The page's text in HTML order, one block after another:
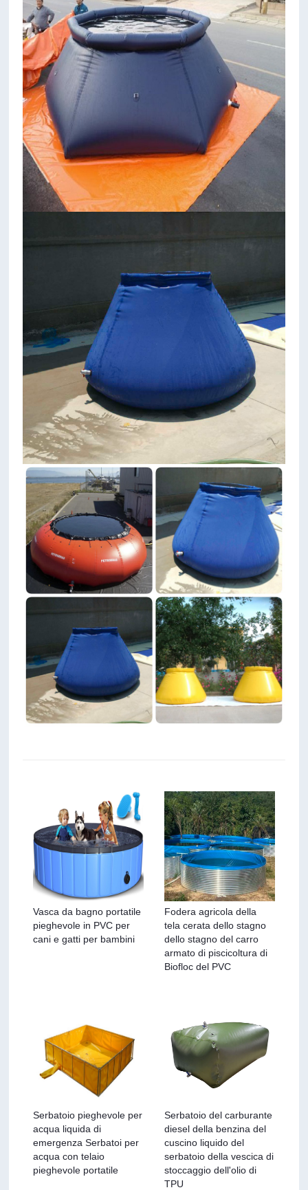
Vasca da bagno portatile
pieghevole in PVC per
cani e gatti per bambini
Fodera agricola della
tela cerata dello stagno
dello stagno del carro
armato di piscicoltura di
Biofloc del PVC
Serbatoio pieghevole per
acqua liquida di
emergenza Serbatoi per
acqua con telaio
pieghevole portatile
Serbatoio del carburante
diesel della benzina del
cuscino liquido del
serbatoio della vescica di
stoccaggio dell'olio di
TPU